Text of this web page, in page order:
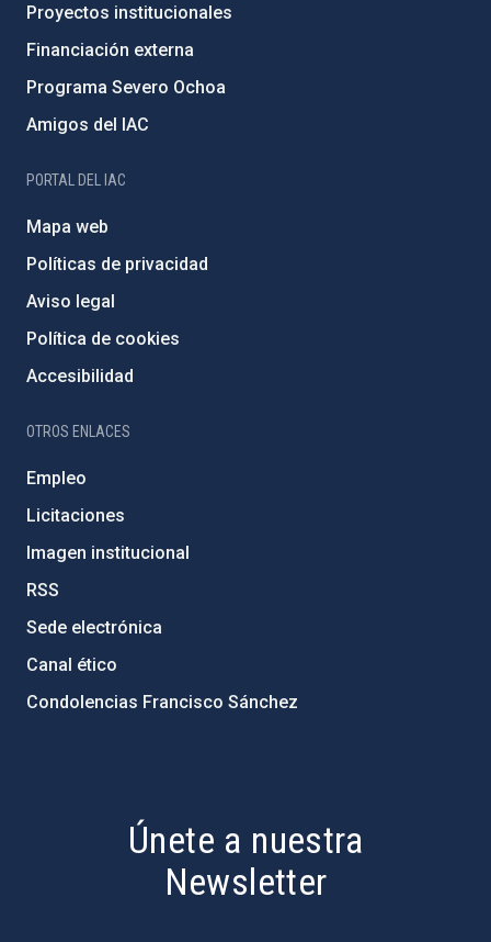
Proyectos institucionales
Financiación externa
Programa Severo Ochoa
Amigos del IAC
PORTAL DEL IAC
Mapa web
Políticas de privacidad
Aviso legal
Política de cookies
Accesibilidad
OTROS ENLACES
Empleo
Licitaciones
Imagen institucional
RSS
Sede electrónica
Canal ético
Condolencias Francisco Sánchez
Únete a nuestra
Newsletter